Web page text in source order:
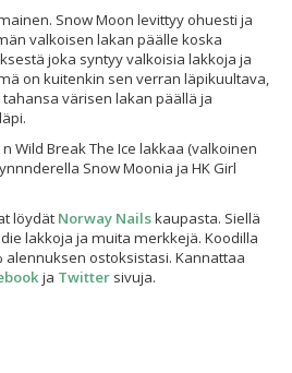
Snow Moon levittyy ohuesti ja
valkoisen lakan päälle koska
joka syntyy valkoisia lakkoja ja
on kuitenkin sen verran läpikuultava,
värisen lakan päällä ja
Wild Break The Ice lakkaa (valkoinen
Snow Moonia ja HK Girl
löydät Norway Nailskaupasta. Siellä
lakkoja ja muita merkkejä. Koodilla
alennuksen ostoksistasi. Kannattaa
ja Twitter sivuja.